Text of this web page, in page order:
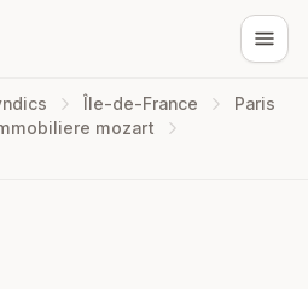
Île-de-France
Paris
mozart